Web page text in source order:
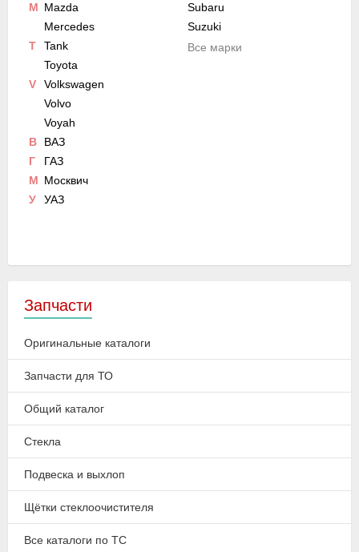
M Mazda
Mercedes
Subaru
Suzuki
T
Tank
Toyota
V
Volkswagen
Volvo
Voyah
В
ВАЗ
Г
ГАЗ
М Москвич
У
УАЗ
Все марки
Запчасти
Оригинальные каталоги
Запчасти для ТО
Общий каталог
Стекла
Подвеска и выхлоп
Щётки стеклоочистителя
Все каталоги по ТС